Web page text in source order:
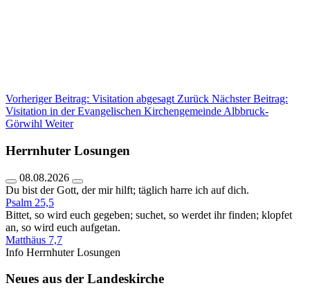
Vorheriger Beitrag: Visitation abgesagt Zurück Nächster Beitrag:
Visitation in der Evangelischen Kirchengemeinde Albbruck-
Görwihl Weiter
Herrnhuter Losungen
08.08.2026
Du bist der Gott, der mir hilft; täglich harre ich auf dich.
Psalm 25,5
Bittet, so wird euch gegeben; suchet, so werdet ihr finden; klopfet
an, so wird euch aufgetan.
Matthäus 7,7
Info Herrnhuter Losungen
Neues aus der Landeskirche